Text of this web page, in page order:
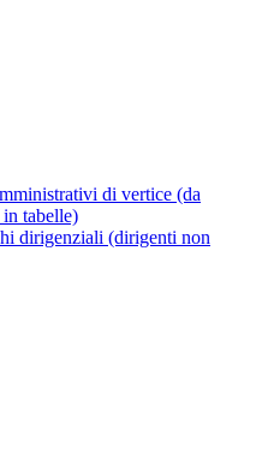
di vertice (da
tabelle)
dirigenziali (dirigenti non